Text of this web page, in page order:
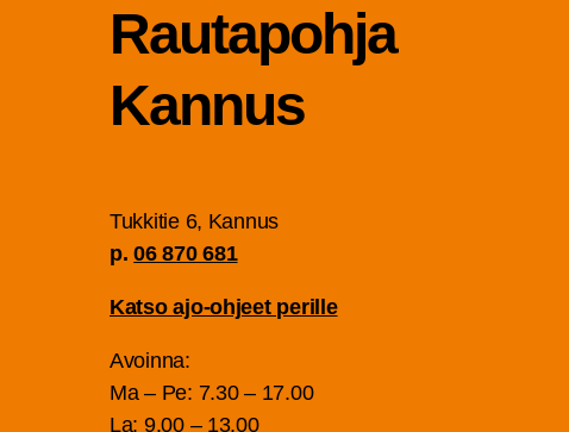
Rau­ta­poh­ja
Kannus
Tuk­ki­tie 6, Kan­nus
p.06 870 681
Kat­so ajo-ohjeet perille
Avoin­na:
Ma – Pe: 7.30 – 17.00
La: 9.00 – 13.00